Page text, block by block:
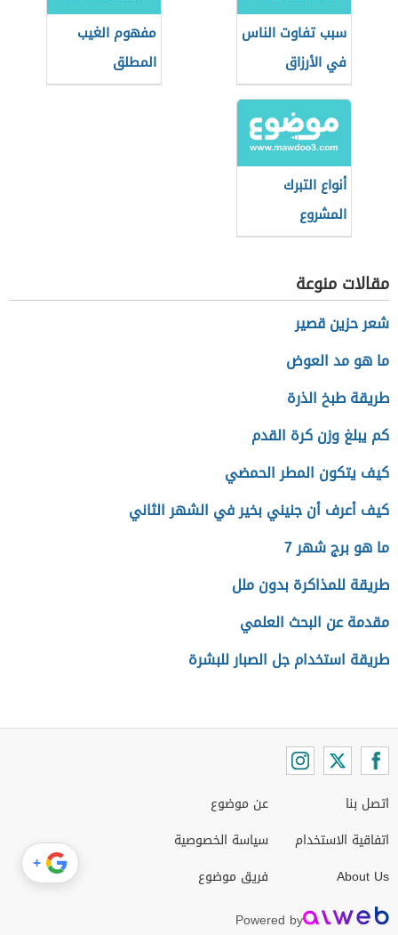
سبب تفاوت الناس
في الأرزاق
مفهوم الغيب
المطلق
أنواع التبرك
المشروع
مقالات منوعة
شعر حزين قصير
ما هو مد العوض
طريقة طبخ الذرة
كم يبلغ وزن كرة القدم
كيف يتكون المطر الحمضي
كيف أعرف أن جنيني بخير في الشهر الثاني
ما هو برج شهر 7
طريقة للمذاكرة بدون ملل
مقدمة عن البحث العلمي
طريقة استخدام جل الصبار للبشرة
اتصل بنا
اتفاقية الاستخدام
About Us
عن موضوع
سياسة الخصوصية
فريق موضوع
Powered by
+